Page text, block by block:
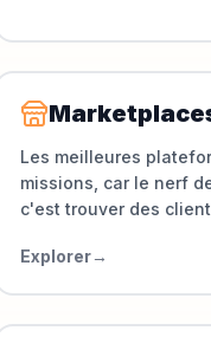
Les meilleures
missions, car le nerf
c'est trouver des
Explorer→